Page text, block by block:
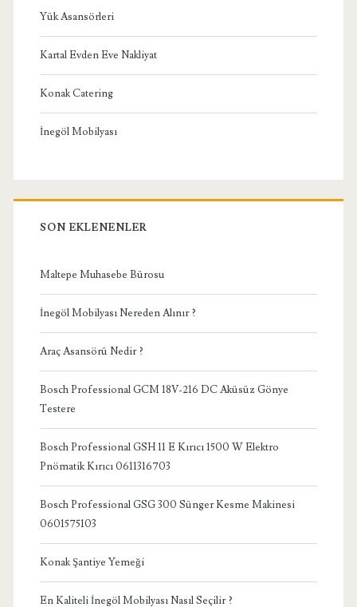
Yük Asansörleri
Kartal Evden Eve Nakliyat
Konak Catering
İnegöl Mobilyası
SON EKLENENLER
Maltepe Muhasebe Bürosu
İnegöl Mobilyası Nereden Alınır ?
Araç Asansörü Nedir ?
Bosch Professional GCM 18V-216 DC Aküsüz Gönye
Testere
Bosch Professional GSH 11 E Kırıcı 1500 W Elektro
Pnömatik Kırıcı 0611316703
Bosch Professional GSG 300 Sünger Kesme Makinesi
0601575103
Konak Şantiye Yemeği
En Kaliteli İnegöl Mobilyası Nasıl Seçilir ?